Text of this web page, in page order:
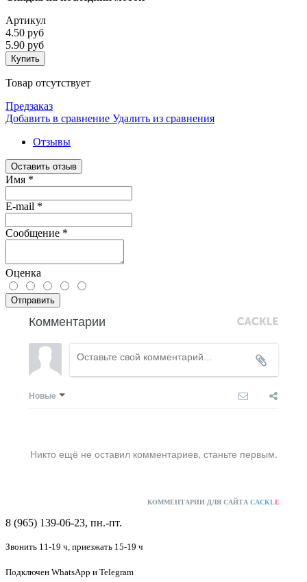
Артикул
4.50 руб
5.90 руб
Купить
Товар отсутствует
Предзаказ
Добавить в сравнение Удалить из сравнения
Отзывы
Оставить отзыв
Имя *
E-mail *
Сообщение *
Оценка
Отправить
Комментарии
Новые
Никто ещё не оставил комментариев, станьте первым.
КОММЕНТАРИИ ДЛЯ САЙТА CACKLE
8 (965) 139-06-23, пн.-пт.
Звонить 11-19 ч, приезжать 15-19 ч
Подключен WhatsApp и Telegram